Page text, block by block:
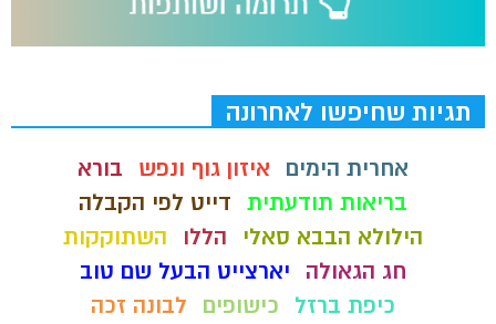
תגיות שחיפשו לאחרונה
אחרית הימים איזון גוף ונפש
בורא
בריאות תודעתית דייט לפי הקבלה
הילולא הבבא סאלי
הללו
השתוקקות
חג הגאולה
יארצייט הבעל שם טוב
כיפת ברזל
כישופים
לבונה זכה